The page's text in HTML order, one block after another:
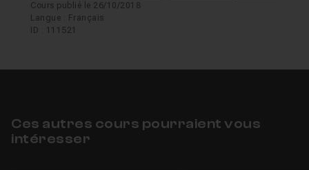
Cours publié le 26/10/2018
Langue : Français
ID : 111521
Ces autres cours pourraient vous
intéresser